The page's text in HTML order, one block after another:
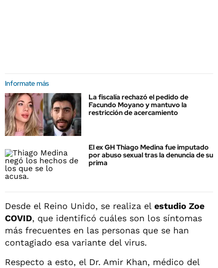
Informate más
La fiscalía rechazó el pedido de
Facundo Moyano y mantuvo la
restricción de acercamiento
El ex GH Thiago Medina fue imputado
por abuso sexual tras la denuncia de su
prima
Desde el Reino Unido, se realiza el estudio Zoe
COVID, que identificó cuáles son los síntomas
más frecuentes en las personas que se han
contagiado esa variante del virus.
Respecto a esto, el Dr. Amir Khan, médico del